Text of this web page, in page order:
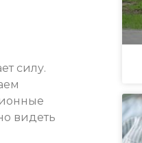
силу.
видеть